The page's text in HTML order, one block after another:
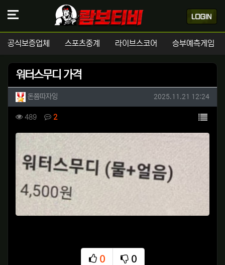
공식보증업체 스포츠중계 라이브스코어 승부예측게임
워터스무디 가격
작성자 정보
돈쫌따자잉 작성일
2025.11.21 12:24
컨텐츠 정보
489조회 2댓글 목록
본문
0
0